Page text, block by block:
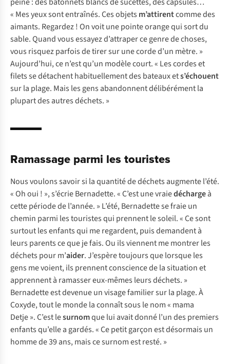
« Mes yeux sont entraînés. Ces objets m’attirentcomme des
aimants. Regardez ! On voit une pointe orange qui sort du
sable. Quand vous essayez d’attraper ce genre de choses,
vous risquez parfois de tirer sur une corde d’un mètre. »
Aujourd’hui, ce n’est qu’un modèle court. « Les cordes et
filets se détachent habituellement des bateaux ets’échouent
sur la plage. Mais les gens abandonnent délibérément la
plupart des autres déchets. »
Ramassage parmi les touristes
Nous voulons savoir si la quantité de déchets augmente l’été.
« Oh oui ! », s’écrie Bernadette. « C’est une vraiedéchargeà
cette période de l’année. » L’été, Bernadette se fraie un
chemin parmi les touristes qui prennent le soleil. « Ce sont
surtout les enfants qui me regardent, puis demandent à
leurs parents ce que je fais. Ou ils viennent me montrer les
déchets pour m’aider. J’espère toujours que lorsque les
gens me voient, ils prennent conscience de la situation et
apprennent à ramasser eux-mêmes leurs déchets. »
Bernadette est devenue un visage familier sur la plage. À
Coxyde, tout le monde la connaît sous le nom « mama
Detje ». C’est lesurnomque lui avait donné l’un des premiers
enfants qu’elle a gardés. « Ce petit garçon est désormais un
homme de 39 ans, mais ce surnom est resté. »